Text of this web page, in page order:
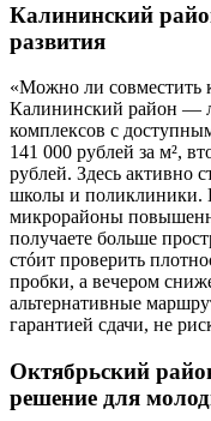
Калининский
развития
«Можно ли совместить
Калининский район —
комплексов с
141 000 рублей за м²,
рублей. Здесь активно
школы и поликлиники.
микрорайоны
получаете больше
стóит проверить
пробки, а вечером
альтернативные
гарантией сдачи, не
Октябрьский
решение для